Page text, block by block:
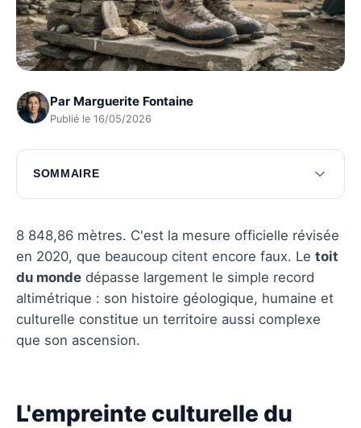
Par Marguerite Fontaine
Publié le 16/05/2026
SOMMAIRE
L'empreinte culturelle du mont Everest
Chroniques des premières ascensions
Questions fréquentes
8 848,86 mètres. C'est la mesure officielle révisée
en 2020, que beaucoup citent encore faux. Le toit
du monde dépasse largement le simple record
altimétrique : son histoire géologique, humaine et
culturelle constitue un territoire aussi complexe
que son ascension.
L'empreinte culturelle du